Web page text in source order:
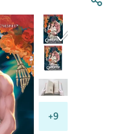
+9